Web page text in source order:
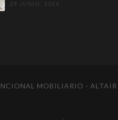
29 JUNIO, 2016
MOBILIARIO - ALTAIR